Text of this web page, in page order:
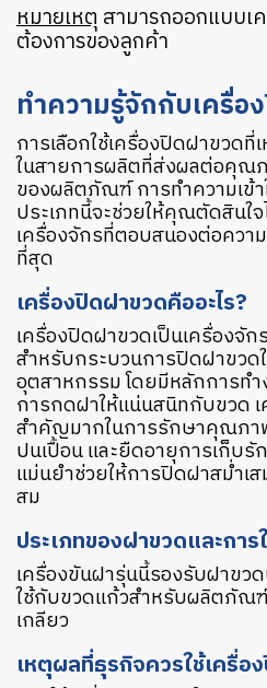
หมายเหตุสามารถออกแบบเ
ต้องการของลูกค้า
ทำความรู้จักกับเครื่อ
การเลือกใช้เครื่องปิดฝาขวด
ในสายการผลิตที่ส่งผลต่อคุณ
ของผลิตภัณฑ์ การทำความเข้
ประเภทนี้จะช่วยให้คุณตัดสินใ
เครื่องจักรที่ตอบสนองต่อควา
ที่สุด
เครื่องปิดฝาขวดคืออะไร?
เครื่องปิดฝาขวดเป็นเครื่องจั
สำหรับกระบวนการปิดฝาขวด
อุตสาหกรรม โดยมีหลักการท
การกดฝาให้แน่นสนิทกับขวด
สำคัญมากในการรักษาคุณภ
ปนเปื้อน และยืดอายุการเก็บ
แม่นยำช่วยให้การปิดฝาสม่ำเ
สม
ประเภทของฝาขวดและการ
เครื่องขันฝารุ่นนี้รองรับฝาขว
ใช้กับขวดแก้วสำหรับผลิตภัณ
เกลียว
เหตุผลที่ธุรกิจควรใช้เครื่อ